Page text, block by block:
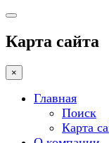
Карта сайта
×
Главная
Поиск
Карта